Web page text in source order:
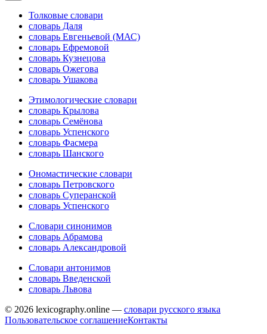
Толковые словари
словарь Даля
словарь Евгеньевой (МАС)
словарь Ефремовой
словарь Кузнецова
словарь Ожегова
словарь Ушакова
Этимологические словари
словарь Крылова
словарь Семёнова
словарь Успенского
словарь Фасмера
словарь Шанского
Ономастические словари
словарь Петровского
словарь Суперанской
словарь Успенского
Словари синонимов
словарь Абрамова
словарь Александровой
Словари антонимов
словарь Введенской
словарь Львова
© 2026 lexicography.online — словари русского языка
Пользовательское соглашениеКонтакты